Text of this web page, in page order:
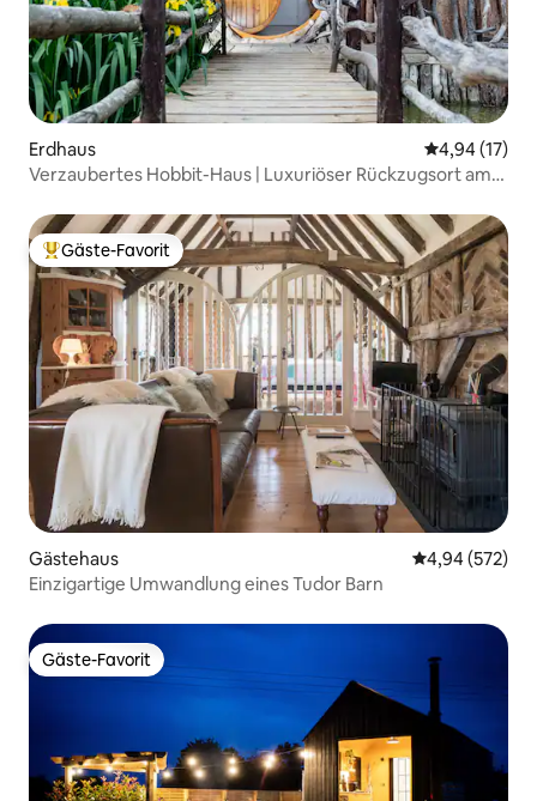
Erdhaus
4,94 (17)
Verzaubertes Hobbit-Haus | Luxuriöser Rückzugsort am
Beliebter Gäste-Favorit.
Gäste-Favorit
Gästehaus
4,94 (572)
Einzigartige Umwandlung eines Tudor Barn
Gäste-Favorit
Gäste-Favorit